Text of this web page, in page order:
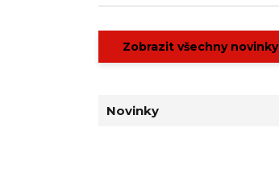
Zobrazit všechny novinky
Novinky